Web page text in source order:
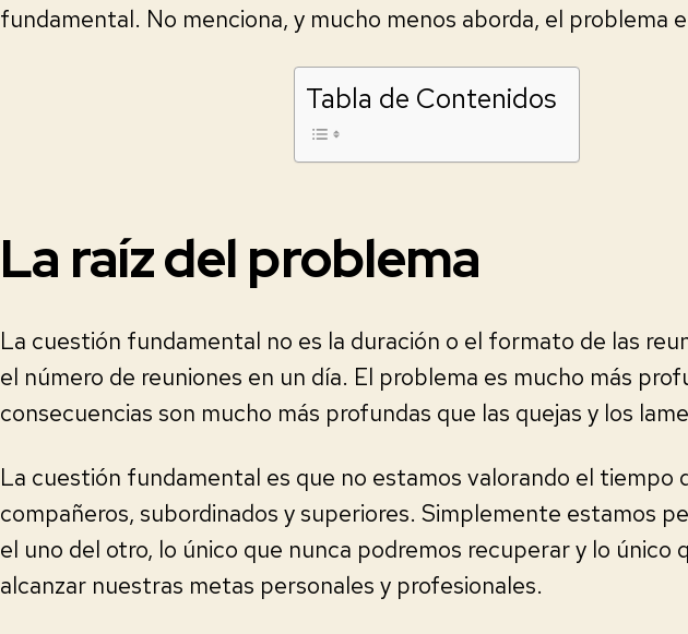
fundamental. No menciona, y mucho menos aborda, el problema
Tabla de Contenidos
La raíz del problema
La cuestión fundamental no es la duración o el formato de las
el número de reuniones en un día. El problema es mucho más
consecuencias son mucho más profundas que las quejas y los
La cuestión fundamental es que no estamos valorando el tiempo
compañeros, subordinados y superiores. Simplemente estamos
el uno del otro, lo único que nunca podremos recuperar y lo único
alcanzar nuestras metas personales y profesionales.